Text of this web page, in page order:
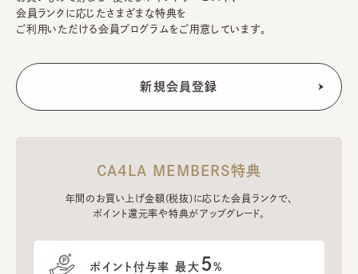
会員ランクに応じたさまざまな特典を
ご利用いただける会員プログラムをご用意しています。
CA4LA MEMBERS特典
年間のお買い上げ金額(税抜)に応じた会員ランクで、
ポイント還元率や特典がアップグレード。
ポイント付与率 最大 5%